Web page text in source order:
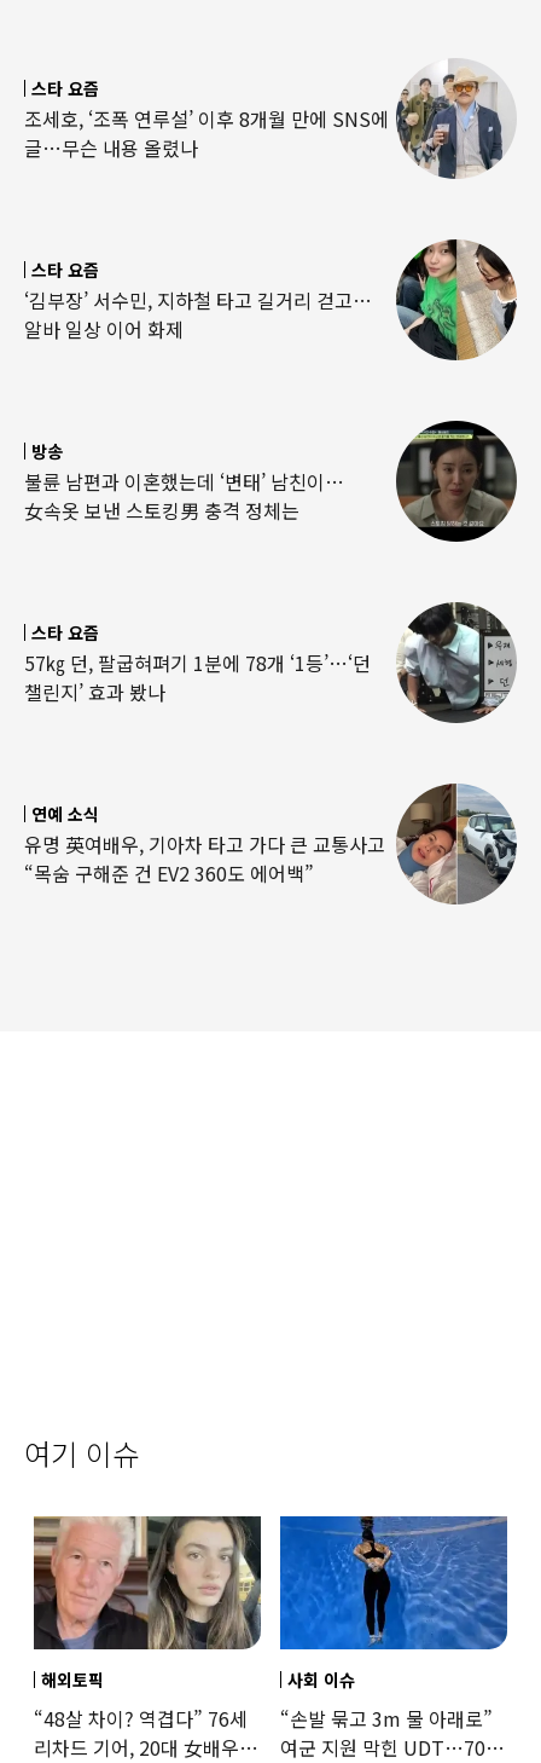
스타 요즘
조세호, ‘조폭 연루설’ 이후 8개월 만에 SNS에
글…무슨 내용 올렸나
스타 요즘
‘김부장’ 서수민, 지하철 타고 길거리 걷고…
알바 일상 이어 화제
방송
불륜 남편과 이혼했는데 ‘변태’ 남친이…
女속옷 보낸 스토킹男 충격 정체는
스타 요즘
57㎏ 던, 팔굽혀펴기 1분에 78개 ‘1등’…‘던
챌린지’ 효과 봤나
연예 소식
유명 英여배우, 기아차 타고 가다 큰 교통사고
“목숨 구해준 건 EV2 360도 에어백”
여기 이슈
해외토픽
“48살 차이? 역겹다” 76세
리차드 기어, 20대 女배우와
사회 이슈
“손발 묶고 3m 물 아래로”
여군 지원 막힌 UDT…707